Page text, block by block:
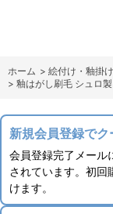
ホーム > 絵付け・釉掛
> 釉はがし刷毛 シュロ
新規会員登録でク
会員登録完了メール
されています。初回
けます。